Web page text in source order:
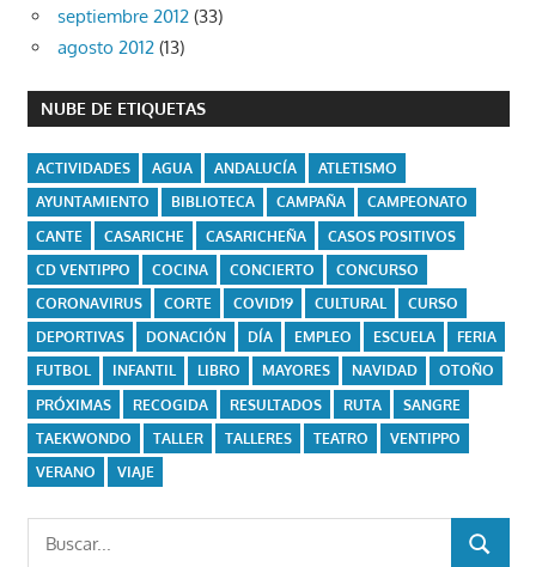
septiembre 2012 (33)
agosto 2012 (13)
NUBE DE ETIQUETAS
ACTIVIDADES AGUA ANDALUCÍA
ATLETISMO
AYUNTAMIENTO
BIBLIOTECA CAMPAÑA
CAMPEONATO
CANTE
CASARICHE CASARICHEÑA
CASOS POSITIVOS
CD VENTIPPO
COCINA CONCIERTO
CONCURSO
CORONAVIRUS
CORTE COVID19 CULTURAL
CURSO
DEPORTIVAS
DONACIÓN DÍA EMPLEO ESCUELA
FERIA
FUTBOL
INFANTIL LIBRO MAYORES NAVIDAD
OTOÑO
PRÓXIMAS
RECOGIDA RESULTADOS RUTA
SANGRE
TAEKWONDO
TALLER TALLERES TEATRO
VENTIPPO
VERANO
VIAJE
Buscar:
BUSCAR